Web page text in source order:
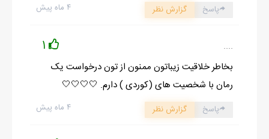
جانی میان حرفش پرید و گفت:
روزی برسه که فرشته‌ی مرگ به سراغم بیاد و من راحت چشمام رو
دکتر سایمون لبخندی به او زد و با دو انگشت کنار سیبیلش را پیچ داد
- ببین، الان من خودم اگه سیبیلم برام مهمه، یعنی خیلی مراقبشم.
۴ ماه پیش پاسخ گزارش نظر
....
1
بخاطر خلاقیت زیباتون ممنون از تون درخواست یک
رمان با شخصیت های (کوردی ) دارم. 🤍🤍🤍🤍
۴ ماه پیش پاسخ گزارش نظر